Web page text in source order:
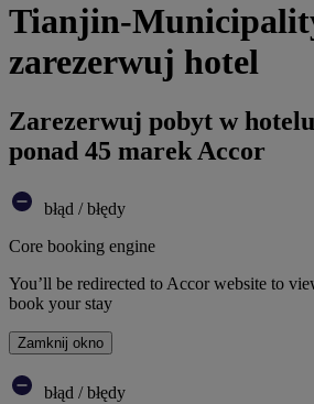
Tianjin-
zarezerwuj hotel
Zarezerwuj pobyt w
ponad 45 marek Accor
błąd / błędy
Core booking engine
You’ll be redirected to Accor website to
book your stay
Zamknij okno
błąd / błędy